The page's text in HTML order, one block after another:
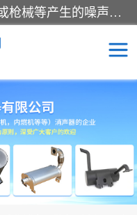
消音器主要用于降低机械设备或枪械等产生的噪声。它通过阻尼或增加排气面积来降低排气速度和功率，从而降低噪声。常见的消音器类型包括阻性消声器、抗性消声器、共振消声器以及阻抗复合式消声器等。这些消音器各有特点，适用于不同频率的噪声消除。